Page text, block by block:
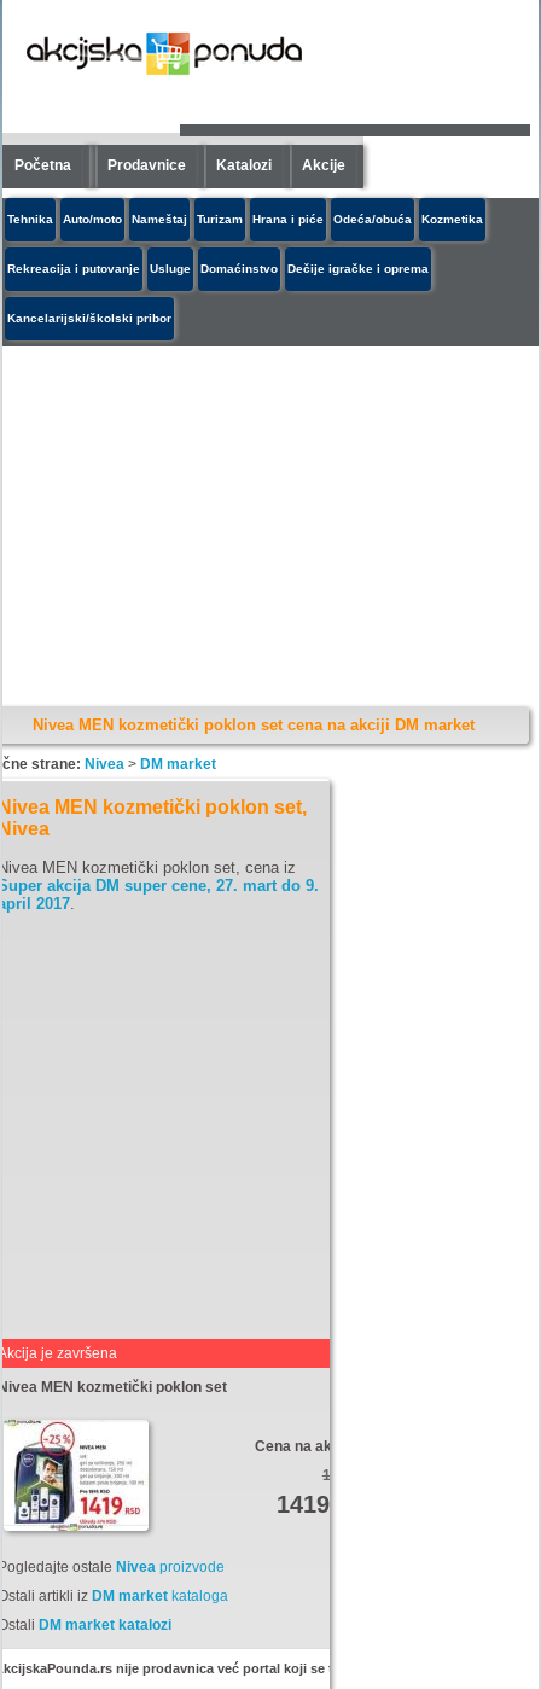
Početna Prodavnice Katalozi Akcije
Tehnika Auto/moto Nameštaj Turizam Hrana i piće Odeća/obuća Kozmetika
Rekreacija i putovanje Usluge Domaćinstvo Dečije igračke i oprema
Kancelarijski/školski pribor
Nivea MEN kozmetički poklon set cena na akciji DM market
strane: Nivea> DM market
MEN kozmetički poklon set,
MEN kozmetički poklon set, cena iz
akcija DM super cene, 27. mart do 9.
2017.
je završena
MEN kozmetički poklon set
Cena na akciji:
1895
1419Din
ostale Niveaproizvode
artikli iz DM marketkataloga
DM market katalozi
nije prodavnica već portal koji se trudi da uštedi vaš novac.